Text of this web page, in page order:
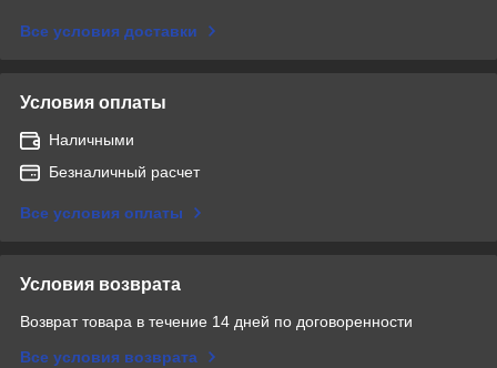
Все условия доставки
Условия оплаты
Наличными
Безналичный расчет
Все условия оплаты
Условия возврата
Возврат товара в течение 14 дней по договоренности
Все условия возврата